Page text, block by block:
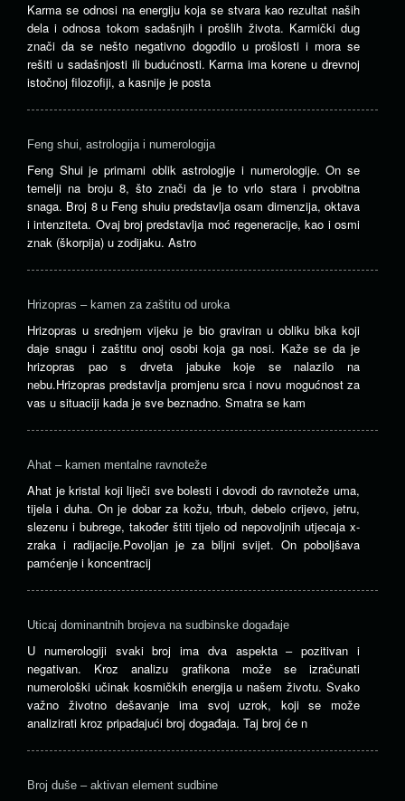
Karma se odnosi na energiju koja se stvara kao rezultat naših
dela i odnosa tokom sadašnjih i prošlih života. Karmički dug
znači da se nešto negativno dogodilo u prošlosti i mora se
rešiti u sadašnjosti ili budućnosti. Karma ima korene u drevnoj
istočnoj filozofiji, a kasnije je posta
Feng shui, astrologija i numerologija
Feng Shui je primarni oblik astrologije i numerologije. On se
temelji na broju 8, što znači da je to vrlo stara i prvobitna
snaga. Broj 8 u Feng shuiu predstavlja osam dimenzija, oktava
i intenziteta. Ovaj broj predstavlja moć regeneracije, kao i osmi
znak (škorpija) u zodijaku. Astro
Hrizopras – kamen za zaštitu od uroka
Hrizopras u srednjem vijeku je bio graviran u obliku bika koji
daje snagu i zaštitu onoj osobi koja ga nosi. Kaže se da je
hrizopras pao s drveta jabuke koje se nalazilo na
nebu.Hrizopras predstavlja promjenu srca i novu mogućnost za
vas u situaciji kada je sve beznadno. Smatra se kam
Ahat – kamen mentalne ravnoteže
Ahat je kristal koji liječi sve bolesti i dovodi do ravnoteže uma,
tijela i duha. On je dobar za kožu, trbuh, debelo crijevo, jetru,
slezenu i bubrege, također štiti tijelo od nepovoljnih utjecaja x-
zraka i radijacije.Povoljan je za biljni svijet. On poboljšava
pamćenje i koncentracij
Uticaj dominantnih brojeva na sudbinske događaje
U numerologiji svaki broj ima dva aspekta – pozitivan i
negativan. Kroz analizu grafikona može se izračunati
numerološki učinak kosmičkih energija u našem životu. Svako
važno životno dešavanje ima svoj uzrok, koji se može
analizirati kroz pripadajući broj događaja. Taj broj će n
Broj duše – aktivan element sudbine